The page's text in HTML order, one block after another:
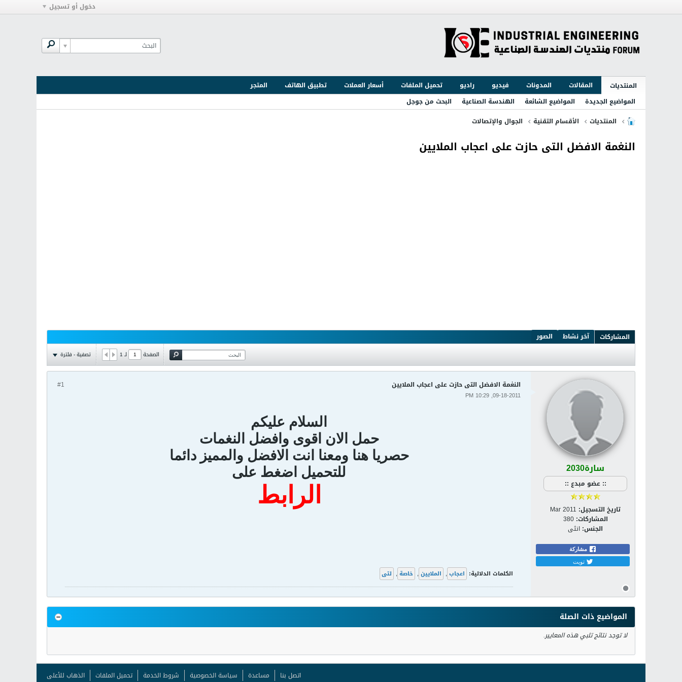
دخول أو تسجيل
المنتديات المقالات المدونات فيديو راديو تحميل الملفات أسعار العملات تطبيق الهاتف
المتجر
المواضيع الجديدة
المواضيع الشائعة الهندسة الصناعية
البحث من جوجل
المنتديات
الأقسام التقنية الجوال والإتصالات
النغمة الافضل التى حازت على اعجاب الملايين
المشاركات آخر نشاط الصور
الصفحة لـ1 تصفية - فلترة
سارة2030
:: عضو مبدع ::
تاريخ التسجيل: Mar 2011
المشاركات: 380
الجنس: انثى
مشاركة
تويت
#1 النغمة الافضل التى حازت على اعجاب الملايين
09-18-2011, 10:29 PM
السلام عليكم
حمل الان اقوى وافضل النغمات
حصريا هنا ومعنا انت الافضل والمميز دائما
للتحميل اضغط على
الرابط
الكلمات الدلالية: اعجاب , الملايين , خاصة , لتى
المواضيع ذات الصلة
لا توجد نتائج تلبي هذه المعايير.
اتصل بنا مساعدة سياسة الخصوصية شروط الخدمة تحميل الملفات الذهاب للأعلى